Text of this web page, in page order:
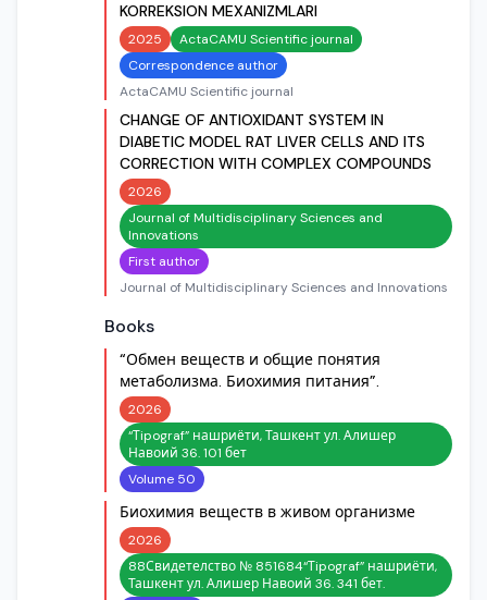
KORREKSION MEXANIZMLARI
2025
ActaCAMU Scientific journal
Correspondence author
ActaCAMU Scientific journal
CHANGE OF ANTIOXIDANT SYSTEM IN
DIABETIC MODEL RAT LIVER CELLS AND ITS
CORRECTION WITH COMPLEX COMPOUNDS
2026
Journal of Multidisciplinary Sciences and
Innovations
First author
Journal of Multidisciplinary Sciences and Innovations
Books
“Обмен веществ и общие понятия
метаболизма. Биохимия питания”.
2026
“Тipograf” нашриёти, Ташкент ул. Алишер
Навоий 36. 101 бет
Volume 50
Биохимия веществ в живом организме
2026
88Свидетелство № 851684“Тipograf” нашриёти,
Ташкент ул. Алишер Навоий 36. 341 бет.